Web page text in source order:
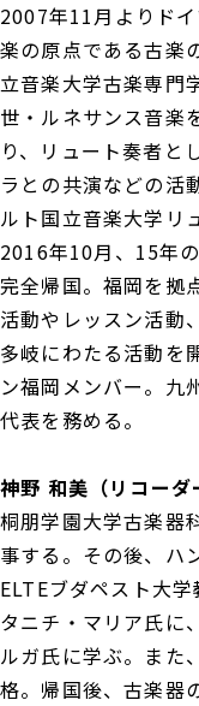
2007年11月よりド
楽の原点である古楽
立音楽大学古楽専門
世・ルネサンス音楽
り、リュート奏者と
ラとの共演などの活
ルト国立音楽大学リ
2016年10月、15年
完全帰国。福岡を拠
活動やレッスン活動
多岐にわたる活動を
ン福岡メンバー。九
代表を務める。
神野 和美（リコーダ
桐朋学園大学古楽器
事する。その後、ハ
ELTEブダペスト大
タニチ・マリア氏に
ルガ氏に学ぶ。また
格。帰国後、古楽器